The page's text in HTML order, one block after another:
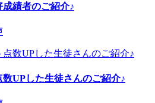
績者のご紹介♪
UPした生徒さんのご紹介♪